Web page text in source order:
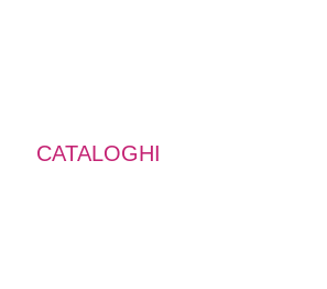
CATALOGHI